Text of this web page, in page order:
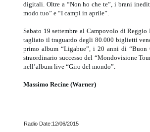
digitali. Oltre a “Non ho che te”, i brani
modo tuo” e “I campi in aprile”.
Sabato 19 settembre al Campovolo di
tagliato il traguardo degli 80.000 biglietti
primo album “Ligabue”, i 20 anni di
straordinario successo del “Mondovisione
nell’album live “Giro del mondo”.
Massimo Recine (Warner)
Radio Date:12/06/2015